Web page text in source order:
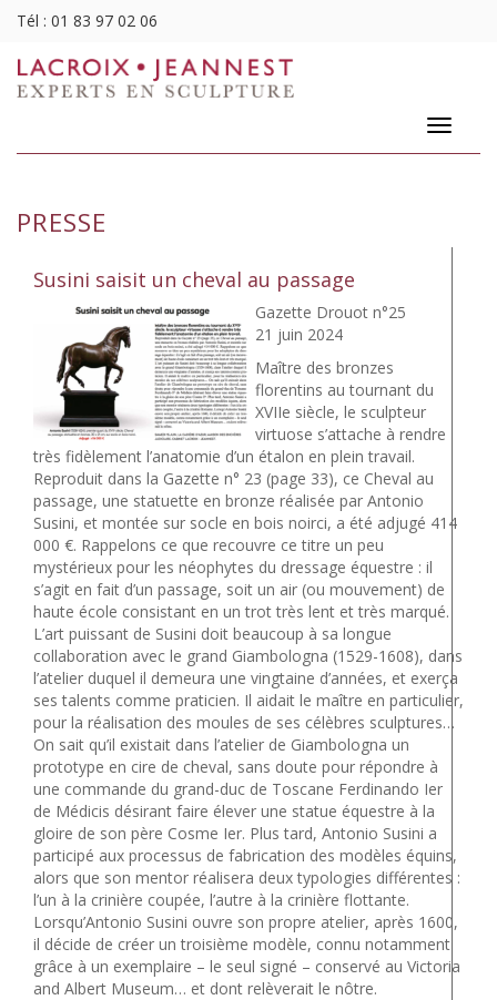
Tél : 01 83 97 02 06
Toggle
PRESSE
Susini saisit un cheval au passage
Gazette Drouot n°25
21 juin 2024
Maître des bronzes
florentins au tournant du
XVIIe siècle, le sculpteur
virtuose s’attache à rendre
très fidèlement l’anatomie d’un étalon en plein travail.
Reproduit dans la Gazette n° 23 (page 33), ce Cheval au
passage, une statuette en bronze réalisée par Antonio
Susini, et montée sur socle en bois noirci, a été adjugé 414
000 €. Rappelons ce que recouvre ce titre un peu
mystérieux pour les néophytes du dressage équestre : il
s’agit en fait d’un passage, soit un air (ou mouvement) de
haute école consistant en un trot très lent et très marqué.
L’art puissant de Susini doit beaucoup à sa longue
collaboration avec le grand Giambologna (1529-1608), dans
l’atelier duquel il demeura une vingtaine d’années, et exerça
ses talents comme praticien. Il aidait le maître en particulier,
pour la réalisation des moules de ses célèbres sculptures…
On sait qu’il existait dans l’atelier de Giambologna un
prototype en cire de cheval, sans doute pour répondre à
une commande du grand-duc de Toscane Ferdinando Ier
de Médicis désirant faire élever une statue équestre à la
gloire de son père Cosme Ier. Plus tard, Antonio Susini a
participé aux processus de fabrication des modèles équins,
alors que son mentor réalisera deux typologies différentes :
l’un à la crinière coupée, l’autre à la crinière flottante.
Lorsqu’Antonio Susini ouvre son propre atelier, après 1600,
il décide de créer un troisième modèle, connu notamment
grâce à un exemplaire – le seul signé – conservé au Victoria
and Albert Museum… et dont relèverait le nôtre.